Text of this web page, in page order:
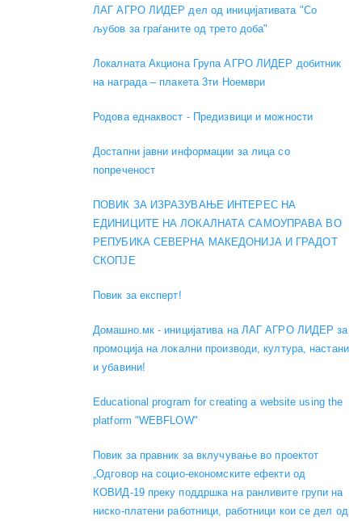
ЛАГ АГРО ЛИДЕР дел од иницијативата "Со
љубов за граѓаните од трето доба"
Локалната Акциона Група АГРО ЛИДЕР добитник
на награда – плакета 3ти Ноември
Родова еднаквост - Предизвици и можности
Достапни јавни информации за лица со
попреченост
ПОВИК ЗА ИЗРАЗУВАЊЕ ИНТЕРЕС НА
ЕДИНИЦИТЕ НА ЛОКАЛНАТА САМОУПРАВА ВО
РЕПУБИКА СЕВЕРНА МАКЕДОНИЈА И ГРАДОТ
СКОПЈЕ
Повик за експерт!
Домашно.мк - иницијатива на ЛАГ АГРО ЛИДЕР за
промоција на локални производи, култура, настани
и убавини!
Educational program for creating a website using the
platform "WEBFLOW"
Повик за правник за вклучување во проектот
„Одговор на социо-економските ефекти од
КОВИД-19 преку поддршка на ранливите групи на
ниско-платени работници, работници кои се дел од